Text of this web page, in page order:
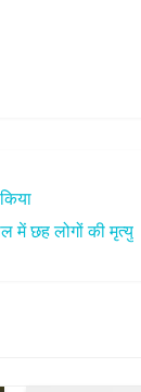
में छह लोगों की मृत्‍यु